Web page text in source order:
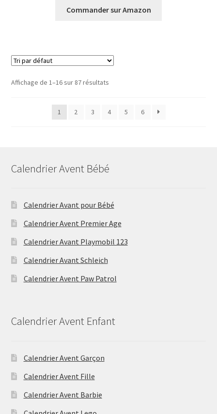
Commander sur Amazon
Affichage de 1–16 sur 87 résultats
1 2 3 4 5 6
Calendrier Avent Bébé
Calendrier Avant pour Bébé
Calendrier Avent Premier Age
Calendrier Avant Playmobil 123
Calendrier Avant Schleich
Calendrier Avent Paw Patrol
Calendrier Avent Enfant
Calendrier Avent Garçon
Calendrier Avent Fille
Calendrier Avent Barbie